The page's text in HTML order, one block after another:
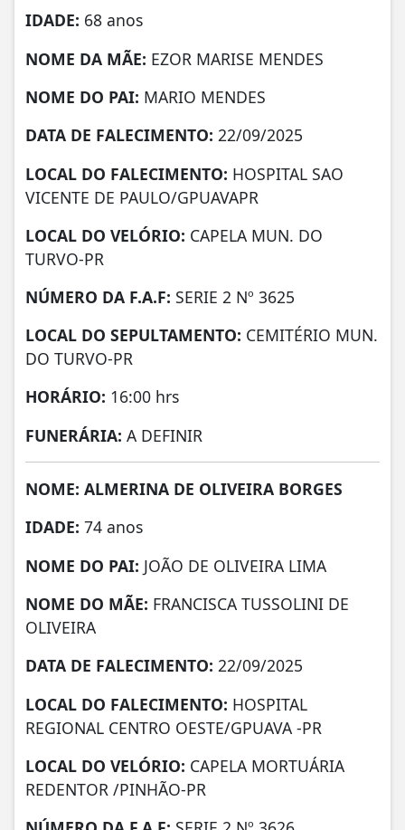
IDADE: 68 anos
NOME DA MÃE: EZOR MARISE MENDES
NOME DO PAI: MARIO MENDES
DATA DE FALECIMENTO: 22/09/2025
LOCAL DO FALECIMENTO: HOSPITAL SAO
VICENTE DE PAULO/GPUAVAPR
LOCAL DO VELÓRIO: CAPELA MUN. DO
TURVO-PR
NÚMERO DA F.A.F: SERIE 2 Nº 3625
LOCAL DO SEPULTAMENTO: CEMITÉRIO MUN.
DO TURVO-PR
HORÁRIO: 16:00 hrs
FUNERÁRIA: A DEFINIR
NOME: ALMERINA DE OLIVEIRA BORGES
IDADE: 74 anos
NOME DO PAI: JOÃO DE OLIVEIRA LIMA
NOME DO MÃE: FRANCISCA TUSSOLINI DE
OLIVEIRA
DATA DE FALECIMENTO: 22/09/2025
LOCAL DO FALECIMENTO: HOSPITAL
REGIONAL CENTRO OESTE/GPUAVA -PR
LOCAL DO VELÓRIO: CAPELA MORTUÁRIA
REDENTOR /PINHÃO-PR